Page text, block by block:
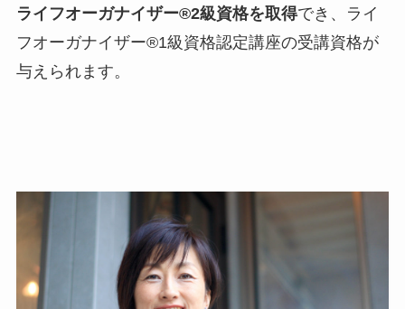
ライフオーガナイザー®2級資格を取得でき、ライ
フオーガナイザー®1級資格認定講座の受講資格が
与えられます。